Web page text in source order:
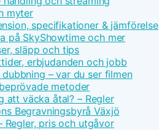
myter
specifikationer & jämförelse
på SkyShowtime och mer
släpp och tips
erbjudanden och jobb
– var du ser filmen
metoder
att väcka åtal? – Regler
Begravningsbyrå Växjö
Regler, pris och utgåvor